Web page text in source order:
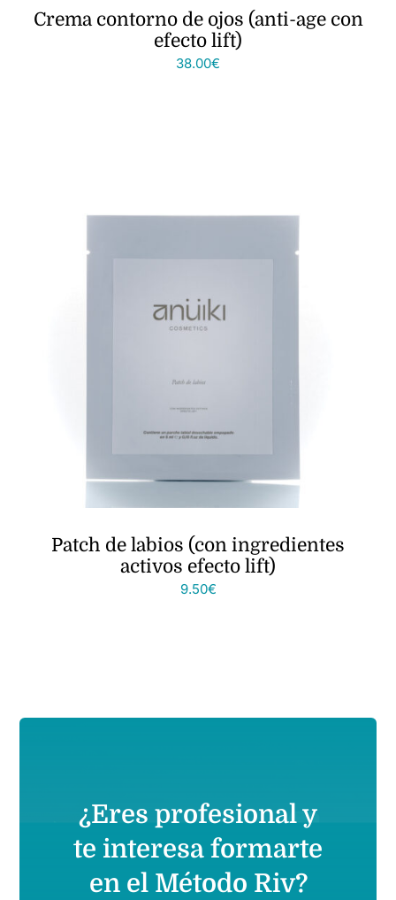
Crema contorno de ojos (anti-age con
efecto lift)
38.00€
Patch de labios (con ingredientes
activos efecto lift)
9.50€
¿Eres profesional y
te interesa formarte
en el Método Riv?